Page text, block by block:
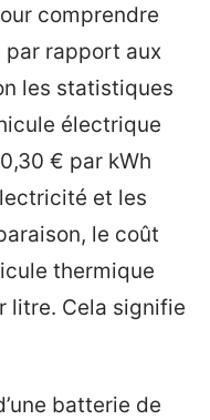
comprendre
par rapport aux
les statistiques
électrique
€ par kWh
et les
le coût
thermique
litre. Cela signifie
batterie de